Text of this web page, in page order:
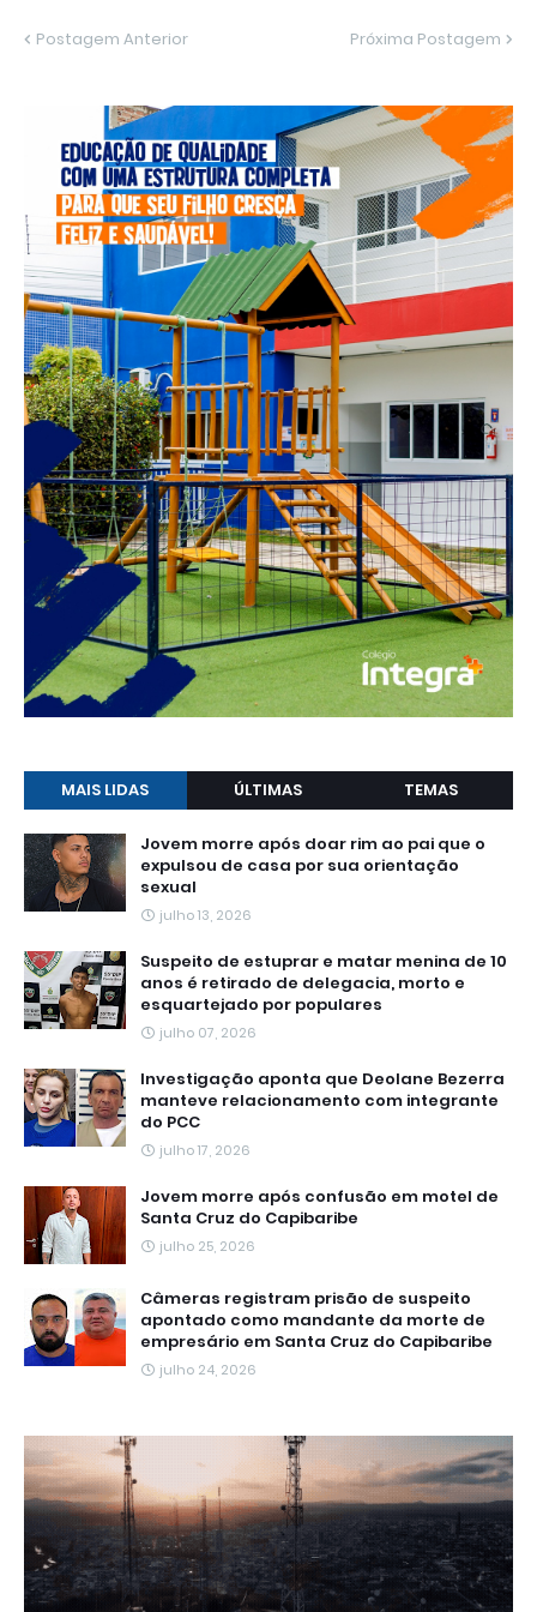
Postagem Anterior Próxima Postagem
MAIS LIDAS ÚLTIMAS TEMAS
Jovem morre após doar rim ao pai que o
expulsou de casa por sua orientação
sexual
julho 13, 2026
Suspeito de estuprar e matar menina de 10
anos é retirado de delegacia, morto e
esquartejado por populares
julho 07, 2026
Investigação aponta que Deolane Bezerra
manteve relacionamento com integrante
do PCC
julho 17, 2026
Jovem morre após confusão em motel de
Santa Cruz do Capibaribe
julho 25, 2026
Câmeras registram prisão de suspeito
apontado como mandante da morte de
empresário em Santa Cruz do Capibaribe
julho 24, 2026